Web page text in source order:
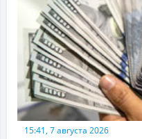
15:41, 7 августа 2026